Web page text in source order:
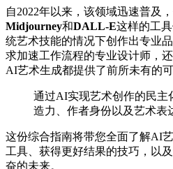
自2022年以来，该领域迅速普及
Midjourney和DALL-E这样的工
统艺术技能的情况下创作出专业
求加速工作流程的专业设计师，
AI艺术生成都提供了前所未有的可
通过AI实现艺术创作的民主
造力、作者身份以及艺术表
这份综合指南将带您全面了解AI
工具、获得更好结果的技巧，以
奋的未来。